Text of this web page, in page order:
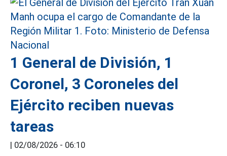
1 General de División, 1
Coronel, 3 Coroneles del
Ejército reciben nuevas
tareas
| 02/08/2026 - 06:10